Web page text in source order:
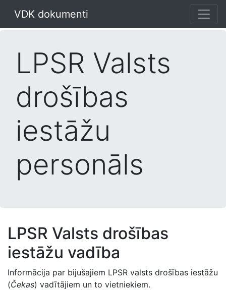
VDK dokumenti
LPSR Valsts
drošības
iestāžu
personāls
LPSR Valsts drošības
iestāžu vadība
Informācija par bijušajiem LPSR valsts drošības iestāžu
(Čekas) vadītājiem un to vietniekiem.